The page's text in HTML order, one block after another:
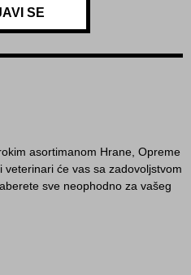
SE
asortimanom Hrane, Opreme
će vas sa zadovoljstvom
sve neophodno za vašeg